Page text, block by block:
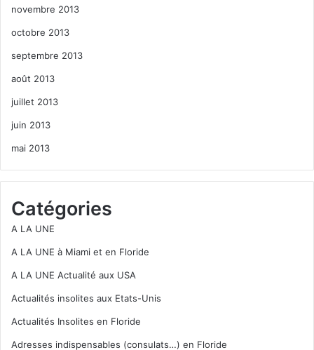
novembre 2013
octobre 2013
septembre 2013
août 2013
juillet 2013
juin 2013
mai 2013
Catégories
A LA UNE
A LA UNE à Miami et en Floride
A LA UNE Actualité aux USA
Actualités insolites aux Etats-Unis
Actualités Insolites en Floride
Adresses indispensables (consulats…) en Floride